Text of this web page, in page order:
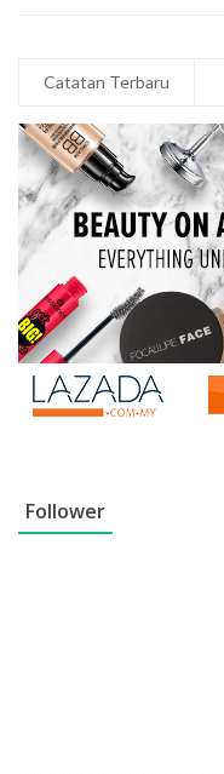
Catatan Terbaru
Follower